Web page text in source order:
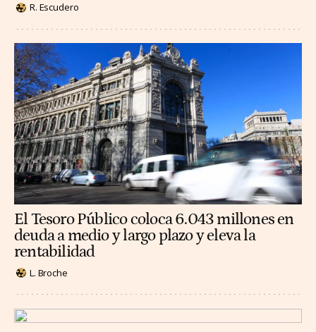
R. Escudero
El Tesoro Público coloca 6.043 millones en
deuda a medio y largo plazo y eleva la
rentabilidad
L. Broche